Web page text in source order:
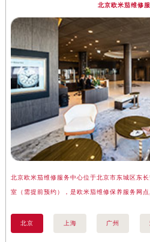
北京欧米茄维修
北京欧米茄维修服务中心位于北京市东城区东
室（需提前预约），是欧米茄维修保养服务网
北京 上海 广州